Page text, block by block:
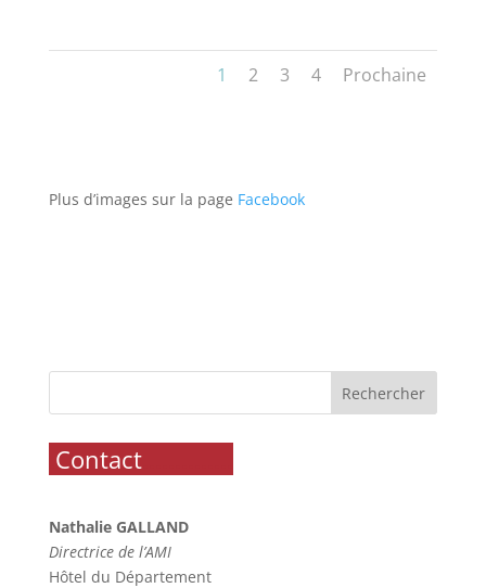
1 2 3 4 Prochaine
Plus d’images sur la page Facebook
Rechercher
Contact..............
Nathalie GALLAND
Directrice de l’AMI
Hôtel du Département